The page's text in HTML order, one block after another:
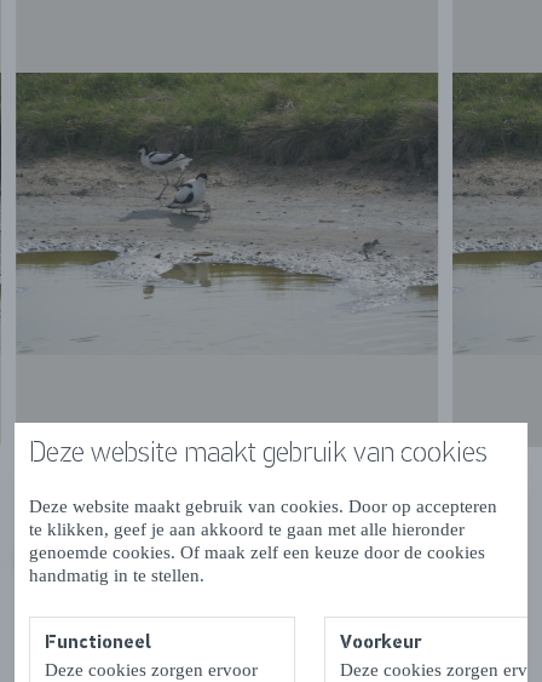
Deze website maakt gebruik van cookies
Deze website maakt gebruik van cookies. Door op accepteren
te klikken, geef je aan akkoord te gaan met alle hieronder
genoemde cookies. Of maak zelf een keuze door de cookies
handmatig in te stellen.
Functioneel
Deze cookies zorgen ervoor
Voorkeur
Deze cookies zorgen
VORIGEVOLGENDE